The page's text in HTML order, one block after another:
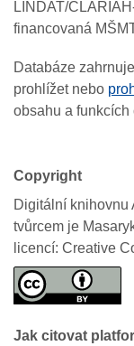
LINDAT/
financovaná
Databáze
prohlížet nebo
obsahu a
Copyright
Digitální knihovnu
tvůrcem je
licencí: Creative
Jak citovat